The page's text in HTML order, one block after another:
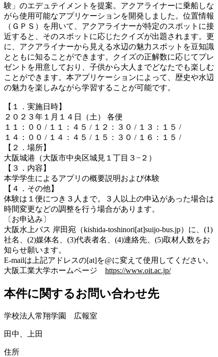
験」のエデュテイメントを提案。アクアライナーに乗船しな
がら使用可能なアプリケーションを開発しました。位置情報
（ＧＰＳ）を用いて、アクアライナーが特定のスポットに接
近すると、そのスポットに応じたクイズが出題されます。更
に、アクアライナーから見える水辺の魅力スポットを豆知識
とともに知ることができます。クイズの正解数に応じてプレ
ゼントを用意しており、子供から大人までどなたでも楽しむ
ことができます。本アプリケーションによって、歴史や水辺
の魅力を楽しみながら学習することが可能です。
【１．実施日時】
２０２３年１月１４日（土） 各便
１１：００ / １１：４５ / １２：３０ / １３：１５ /
１４：００ / １４：４５ / １５：３０ / １６：１５ /
【２．場所】
大阪城港（大阪市中央区城見１丁目３−２）
【３．内容】
本学学生によるアプリの概要説明および体験
【４．その他】
体験は１便につき３人まで。３人以上の申込があった場合は
時間変更などの調整を行う場合があります。
〔お申込み〕
大阪水上バス 岸田宛（kishida-toshinori[at]suijo-bus.jp）に、(1)
社名、(2)媒体名、(3)代表者名、(4)連絡先、(5)取材人数をお
知らせ願います。
E-mailは上記アドレスの[at]を@に変えて使用してください。
大阪工業大学ホームページ https://www.oit.ac.jp/
本件に関するお問い合わせ先
学校法人常翔学園 広報室
田中、上田
住所